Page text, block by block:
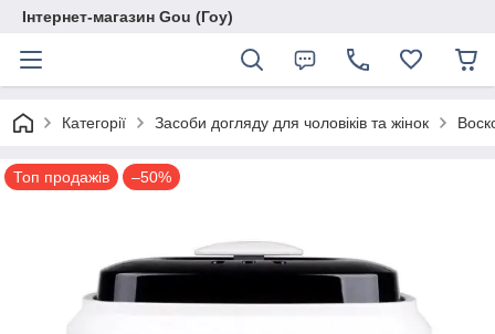
Інтернет-магазин Gou (Гоу)
Категорії Засоби догляду для чоловіків та жінок
Топ продажів –50%